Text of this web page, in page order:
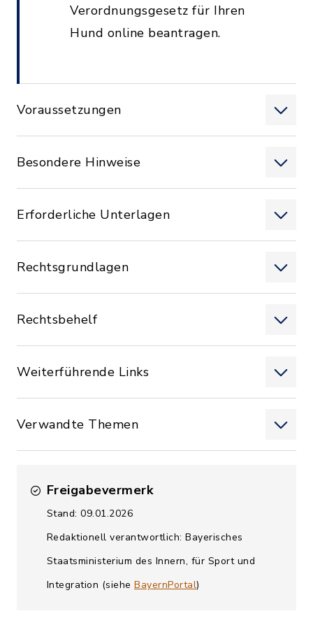
Verordnungsgesetz für Ihren
Hund online beantragen.
Voraussetzungen
Besondere Hinweise
Erforderliche Unterlagen
Rechtsgrundlagen
Rechtsbehelf
Weiterführende Links
Verwandte Themen
Freigabevermerk
Stand: 09.01.2026
Redaktionell verantwortlich: Bayerisches
Staatsministerium des Innern, für Sport und
Integration (siehe BayernPortal)